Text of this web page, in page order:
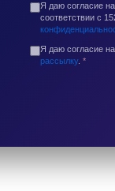
Я даю согласие
соответствии с
Я даю согласие
рассылку. *